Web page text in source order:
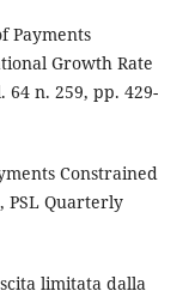
Payments
Growth Rate
64 n. 259, pp. 429-
Constrained
PSL Quarterly
limitata dalla